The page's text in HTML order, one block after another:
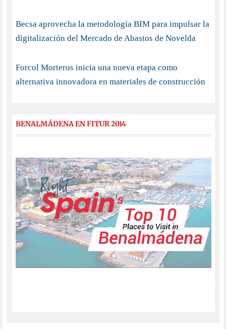
Becsa aprovecha la metodología BIM para impulsar la
digitalización del Mercado de Abastos de Novelda
Forcol Morteros inicia una nueva etapa como
alternativa innovadora en materiales de construcción
BENALMÁDENA EN FITUR 2014